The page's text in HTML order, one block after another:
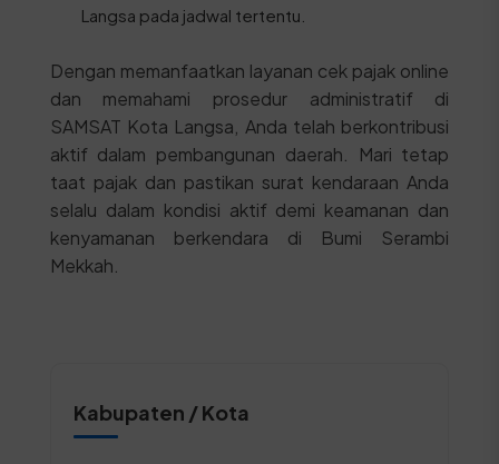
Langsa pada jadwal tertentu.
Dengan memanfaatkan layanan cek pajak online
dan memahami prosedur administratif di
SAMSAT Kota Langsa, Anda telah berkontribusi
aktif dalam pembangunan daerah. Mari tetap
taat pajak dan pastikan surat kendaraan Anda
selalu dalam kondisi aktif demi keamanan dan
kenyamanan berkendara di Bumi Serambi
Mekkah.
Kabupaten / Kota